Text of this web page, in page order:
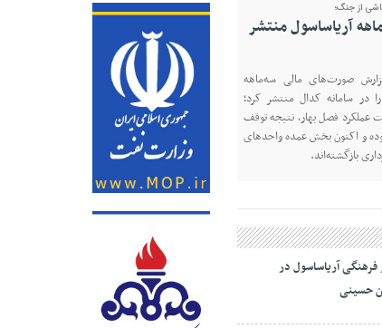
از جنگ؛
آریاساسول منتشر
صورت‌های مالی سه‌ماهه
منتهی به ۳۱ خرداد ۱۴۰۵ را در سامانه کدال منتشر کرد؛
فصل بهار، نتیجه توقف
و اکنون بخش عمده واحدهای
بازگشته‌اند.
فرهنگی آریاساسول در
حسینی